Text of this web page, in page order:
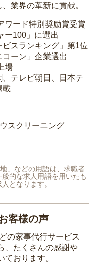
業界の革新に貢献。
ード特別奨励賞受賞
100」に選出
スランキング」第1位
ーン」企業選出
場
テレビ朝日、日本テ
載
スクリーニング
」などの用語は、求職者
的な求人用語を用いたも
となります。
客様の声
の家事代行サービス
たくさんの感謝や
おります。